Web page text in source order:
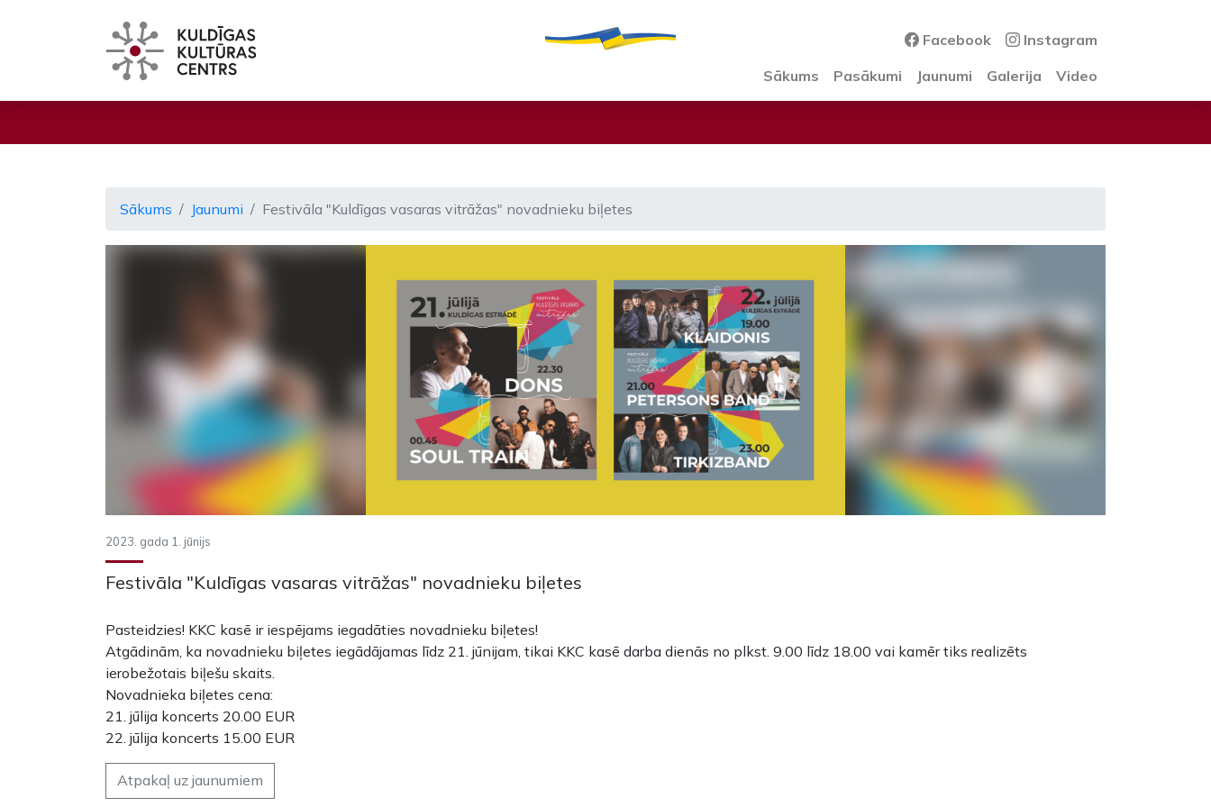
Facebook
Instagram
Sākums
Pasākumi Jaunumi Galerija Video
Sākums Jaunumi Festivāla "Kuldīgas vasaras vitrāžas" novadnieku biļetes
2023. gada 1. jūnijs
Festivāla "Kuldīgas vasaras vitrāžas" novadnieku biļetes
Pasteidzies! KKC kasē ir iespējams iegadāties novadnieku biļetes!
Atgādinām, ka novadnieku biļetes iegādājamas līdz 21. jūnijam, tikai KKC kasē darba dienās no plkst. 9.00 līdz 18.00 vai kamēr tiks realizēts
ierobežotais biļešu skaits.
Novadnieka biļetes cena:
21. jūlija koncerts 20.00 EUR
22. jūlija koncerts 15.00 EUR
Atpakaļ uz jaunumiem